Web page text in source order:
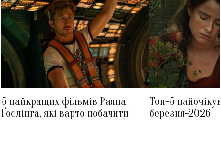
5 найкращих фільмів Раяна
Ґослінга, які варто побачити
Топ-5
березня-2026